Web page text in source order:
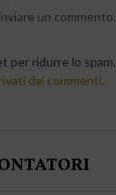
un commento.
per ridurre lo spam.
dai commenti.